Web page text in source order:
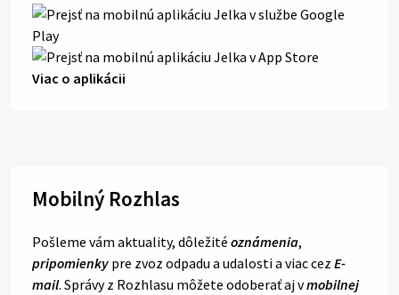
Viac o aplikácii
Mobilný Rozhlas
Pošleme vám aktuality, dôležité oznámenia,
pripomienky pre zvoz odpadu a udalosti a viac cez E-
mail. Správy z Rozhlasu môžete odoberať aj vmobilnej